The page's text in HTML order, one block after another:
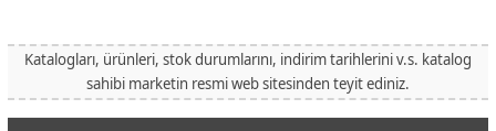
Katalogları, ürünleri, stok durumlarını, indirim tarihlerini v.s. katalog
sahibi marketin resmi web sitesinden teyit ediniz.